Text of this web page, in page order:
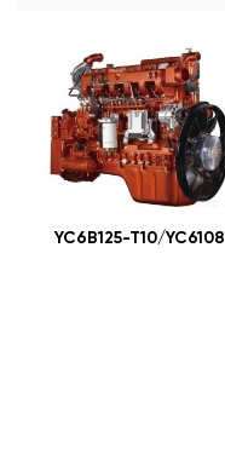
YC6B125-T10/YC6108